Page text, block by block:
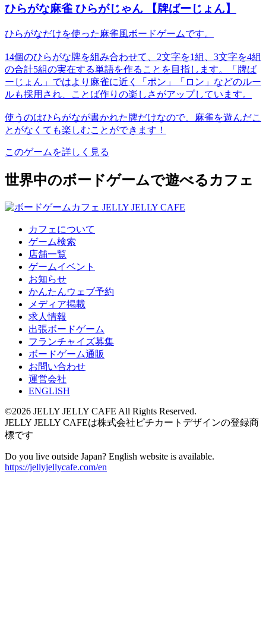
ひらがな麻雀 ひらがじゃん 【牌ばーじょん】
ひらがなだけを使った麻雀風ボードゲームです。
14個のひらがな牌を組み合わせて、2文字を1組、3文字を4組
の合計5組の実在する単語を作ることを目指します。「牌ば
ーじょん」ではより麻雀に近く「ポン」「ロン」などのルー
ルも採用され、ことば作りの楽しさがアップしています。
使うのはひらがなが書かれた牌だけなので、麻雀を遊んだこ
とがなくても楽しむことができます！
このゲームを詳しく見る
世界中のボードゲームで遊べるカフェ
カフェについて
ゲーム検索
店舗一覧
ゲームイベント
お知らせ
かんたんウェブ予約
メディア掲載
求人情報
出張ボードゲーム
フランチャイズ募集
ボードゲーム通販
お問い合わせ
運営会社
ENGLISH
©2026 JELLY JELLY CAFE All Rights Reserved.
JELLY JELLY CAFEは株式会社ピチカートデザインの登録商
標です
Do you live outside Japan? English website is available.
https://jellyjellycafe.com/en